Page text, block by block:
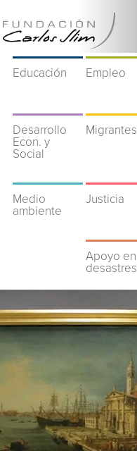
Educación Empleo
Desarrollo
Econ. y
Social
Migrantes
Medio
ambiente
Justicia
Apoyo en
desastres